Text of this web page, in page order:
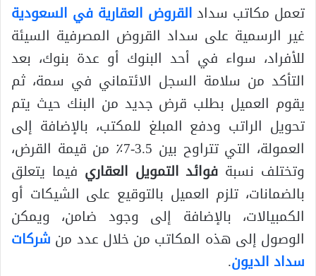
تعمل مكاتب سدادالقروض العقارية في السعودية
غير الرسمية على سداد القروض المصرفية السيئة
للأفراد، سواء في أحد البنوك أو عدة بنوك، بعد
التأكد من سلامة السجل الائتماني في سمة، ثم
يقوم العميل بطلب قرض جديد من البنك حيث يتم
تحويل الراتب ودفع المبلغ للمكتب، بالإضافة إلى
العمولة، التي تتراوح بين 3.5-7٪ من قيمة القرض،
وتختلف نسبة فوائد التمويل العقاري فيما يتعلق
بالضمانات، تلزم العميل بالتوقيع على الشيكات أو
الكمبيالات، بالإضافة إلى وجود ضامن، ويمكن
الوصول إلى هذه المكاتب من خلال عدد من شركات
سداد الديون.